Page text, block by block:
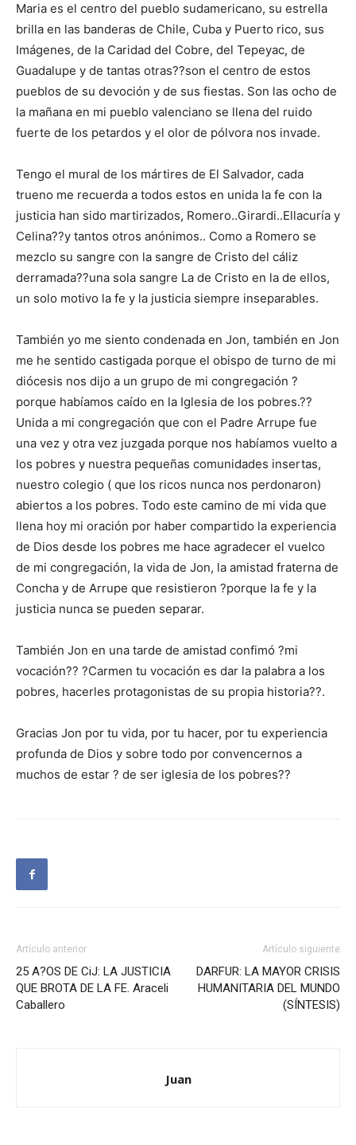
Maria es el centro del pueblo sudamericano, su estrella
brilla en las banderas de Chile, Cuba y Puerto rico, sus
Imágenes, de la Caridad del Cobre, del Tepeyac, de
Guadalupe y de tantas otras??son el centro de estos
pueblos de su devoción y de sus fiestas. Son las ocho de
la mañana en mi pueblo valenciano se llena del ruido
fuerte de los petardos y el olor de pólvora nos invade.
Tengo el mural de los mártires de El Salvador, cada
trueno me recuerda a todos estos en unida la fe con la
justicia han sido martirizados, Romero..Girardi..Ellacuría y
Celina??y tantos otros anónimos.. Como a Romero se
mezclo su sangre con la sangre de Cristo del cáliz
derramada??una sola sangre La de Cristo en la de ellos,
un solo motivo la fe y la justicia siempre inseparables.
También yo me siento condenada en Jon, también en Jon
me he sentido castigada porque el obispo de turno de mi
diócesis nos dijo a un grupo de mi congregación ?
porque habíamos caído en la Iglesia de los pobres.??
Unida a mi congregación que con el Padre Arrupe fue
una vez y otra vez juzgada porque nos habíamos vuelto a
los pobres y nuestra pequeñas comunidades insertas,
nuestro colegio ( que los ricos nunca nos perdonaron)
abiertos a los pobres. Todo este camino de mi vida que
llena hoy mi oración por haber compartido la experiencia
de Dios desde los pobres me hace agradecer el vuelco
de mi congregación, la vida de Jon, la amistad fraterna de
Concha y de Arrupe que resistieron ?porque la fe y la
justicia nunca se pueden separar.
También Jon en una tarde de amistad confimó ?mi
vocación?? ?Carmen tu vocación es dar la palabra a los
pobres, hacerles protagonistas de su propia historia??.
Gracias Jon por tu vida, por tu hacer, por tu experiencia
profunda de Dios y sobre todo por convencernos a
muchos de estar ? de ser iglesia de los pobres??
Artículo anterior
25 A?OS DE CiJ: LA JUSTICIA
QUE BROTA DE LA FE. Araceli
Caballero
Artículo siguiente
DARFUR: LA MAYOR CRISIS
HUMANITARIA DEL MUNDO
(SÍNTESIS)
Juan